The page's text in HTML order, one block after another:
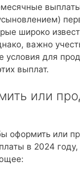
широко
важно
условия для
выплат.
или
оформить или
в 2024